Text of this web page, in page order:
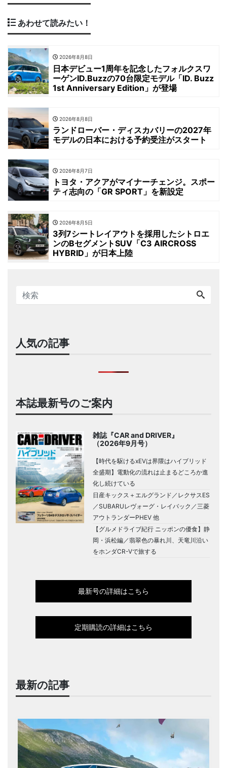
あわせて読みたい！
2026年8月8日
日本デビュー1周年を記念したフォルクスワ
ーゲンID.Buzzの70台限定モデル「ID. Buzz
1st Anniversary Edition」が登場
2026年8月8日
ランドローバー・ディスカバリーの2027年
モデルの日本における予約受注がスタート
2026年8月7日
トヨタ・アクアがマイナーチェンジ。スポー
ティ志向の「GR SPORT」を新設定
2026年8月5日
3列7シートレイアウトを採用したシトロエ
ンのBセグメントSUV「C3 AIRCROSS
HYBRID」が日本上陸
人気の記事
本誌最新号のご案内
雑誌『CAR and DRIVER』
（2026年9月号）
【時代を駆けるxEVは界隈はハイブリッド
全盛期】電動化の流れは止まるどころか進
化し続けている
日産キックス＋エルグランド／レクサスES
／SUBARUレヴォーグ・レイバック／三菱
アウトランダーPHEV 他
【グルメドライブ紀行 ニッポンの優食】静
岡・浜松編／翡翠色の暴れ川、天竜川沿い
をホンダCR-Vで旅する
最新号の詳細はこちら
定期購読の詳細はこちら
最新の記事